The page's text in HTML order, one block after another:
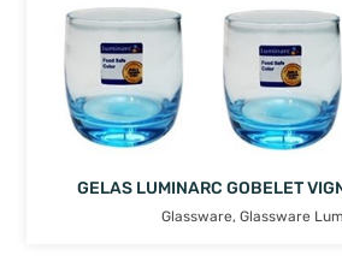
GELAS LUMINARC GOBELET
Glassware, Glassware